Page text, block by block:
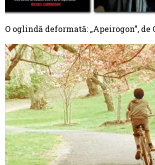
O oglindă deformată: „Apeirogon”, de